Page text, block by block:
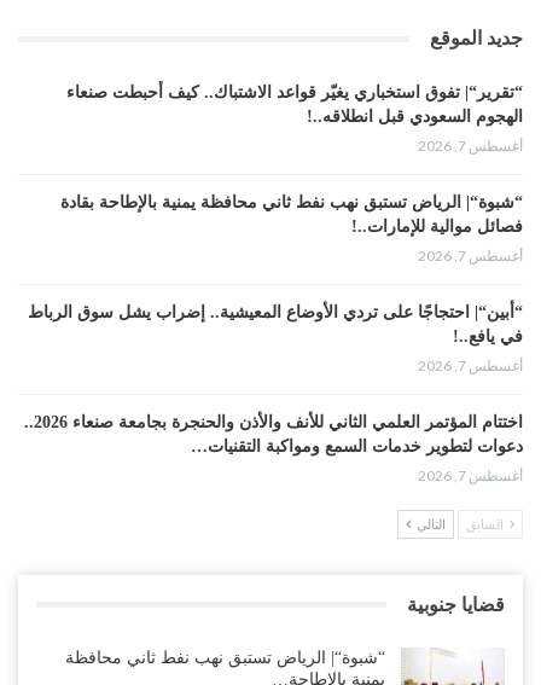
جديد الموقع
“تقرير“| تفوق استخباري يغيّر قواعد الاشتباك.. كيف أحبطت صنعاء
الهجوم السعودي قبل انطلاقه..!
أغسطس 7, 2026
“شبوة“| الرياض تستبق نهب نفط ثاني محافظة يمنية بالإطاحة بقادة
فصائل موالية للإمارات..!
أغسطس 7, 2026
“أبين“| احتجاجًا على تردي الأوضاع المعيشية.. إضراب يشل سوق الرباط
في يافع..!
أغسطس 7, 2026
اختتام المؤتمر العلمي الثاني للأنف والأذن والحنجرة بجامعة صنعاء 2026..
دعوات لتطوير خدمات السمع ومواكبة التقنيات…
أغسطس 7, 2026
“حضرموت“| عصيان مدني واسع ورفض للتجنيد السعودي يوسّعان
واسعة وإعادة ترتيب المشهد العسكري..!
السابق التالي
قضايا جنوبية
“شبوة“| الرياض تستبق نهب نفط ثاني محافظة
يمنية بالإطاحة…